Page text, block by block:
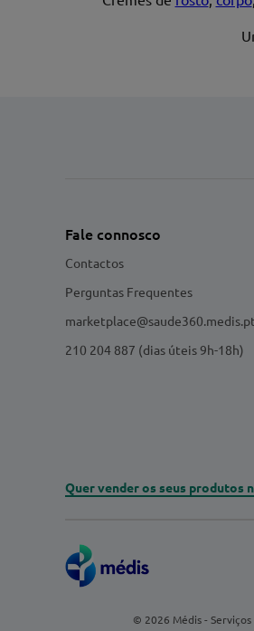
Fale connosco
Contactos
Perguntas Frequentes
marketplace@saude360.medis.pt
210 204 887 (dias úteis 9h-18h)
Quer vender os seus produtos
© 2026 Médis - Serviços